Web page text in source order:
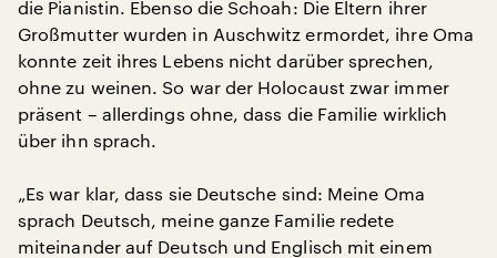
die Pianistin. Ebenso die Schoah: Die Eltern ihrer
Großmutter wurden in Auschwitz ermordet, ihre Oma
konnte zeit ihres Lebens nicht darüber sprechen,
ohne zu weinen. So war der Holocaust zwar immer
präsent – allerdings ohne, dass die Familie wirklich
über ihn sprach.
„Es war klar, dass sie Deutsche sind: Meine Oma
sprach Deutsch, meine ganze Familie redete
miteinander auf Deutsch und Englisch mit einem